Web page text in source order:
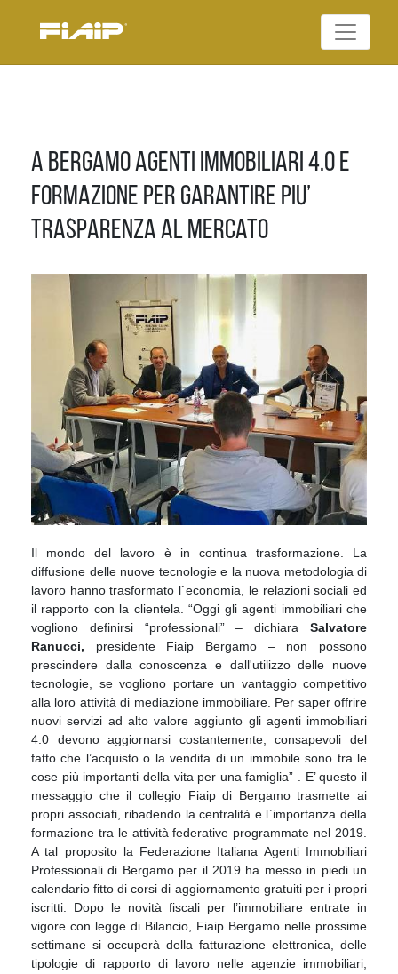
Federazione Italiana
A Bergamo Agenti immobiliari 4.0 e
Formazione per garantire piu’
trasparenza al mercato
Il mondo del lavoro è in continua trasformazione. La
diffusione delle nuove tecnologie e la nuova metodologia di
lavoro hanno trasformato l`economia, le relazioni sociali ed
il rapporto con la clientela. “Oggi gli agenti immobiliari che
vogliono definirsi “professionali” – dichiara Salvatore
Ranucci, presidente Fiaip Bergamo – non possono
prescindere dalla conoscenza e dall'utilizzo delle nuove
tecnologie, se vogliono portare un vantaggio competitivo
alla loro attività di mediazione immobiliare. Per saper offrire
nuovi servizi ad alto valore aggiunto gli agenti immobiliari
4.0 devono aggiornarsi costantemente, consapevoli del
fatto che l’acquisto o la vendita di un immobile sono tra le
cose più importanti della vita per una famiglia” . E’ questo il
messaggio che il collegio Fiaip di Bergamo trasmette ai
propri associati, ribadendo la centralità e l`importanza della
formazione tra le attività federative programmate nel 2019.
A tal proposito la Federazione Italiana Agenti Immobiliari
Professionali di Bergamo per il 2019 ha messo in piedi un
calendario fitto di corsi di aggiornamento gratuiti per i propri
iscritti. Dopo le novità fiscali per l’immobiliare entrate in
vigore con legge di Bilancio, Fiaip Bergamo nelle prossime
settimane si occuperà della fatturazione elettronica, delle
tipologie di rapporto di lavoro nelle agenzie immobiliari,